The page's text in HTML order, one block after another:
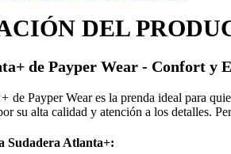
DEL
de Payper Wear - Confort y
de Payper Wear es la prenda ideal para
su alta calidad y atención a los detalles.
Sudadera Atlanta+: